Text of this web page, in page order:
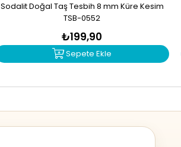
Sodalit Doğal Taş Tesbih 8 mm Küre Kesim
TSB-0552
₺199,90
Sepete Ekle